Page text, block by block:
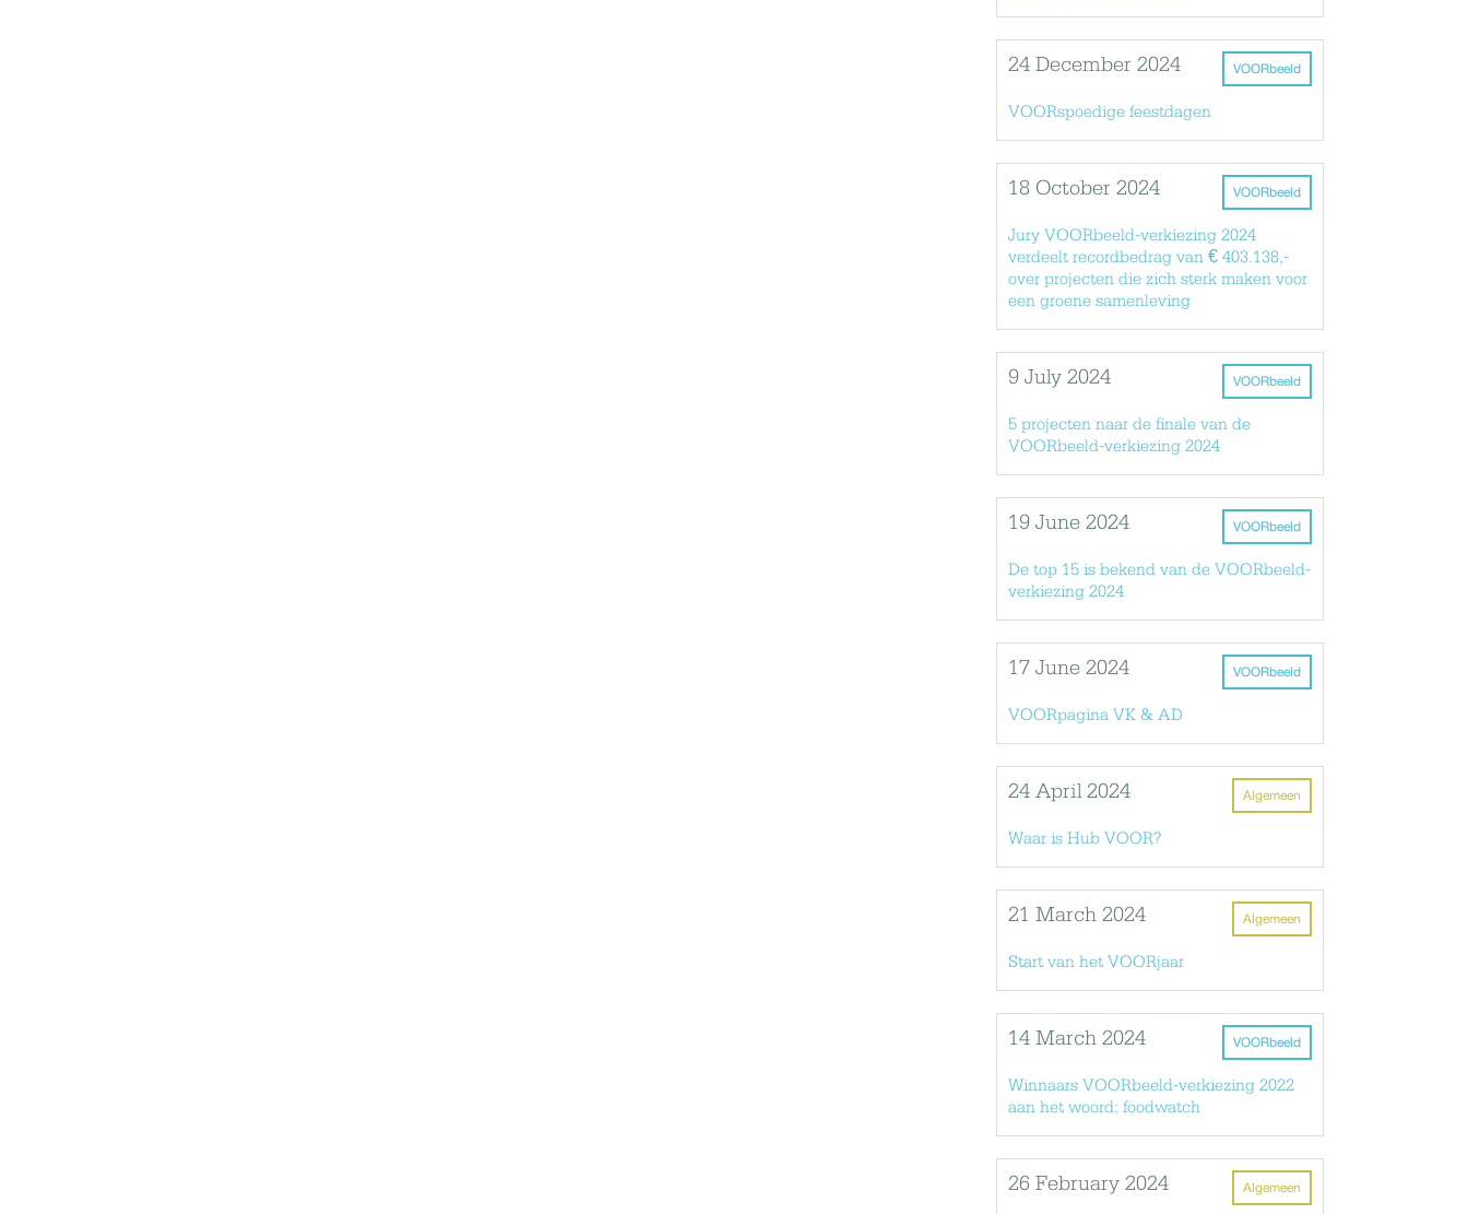
VOORbeeld
24 December 2024
VOORspoedige feestdagen
VOORbeeld
18 October 2024
Jury VOORbeeld-verkiezing 2024
verdeelt recordbedrag van € 403.138,-
over projecten die zich sterk maken voor
een groene samenleving
VOORbeeld
9 July 2024
5 projecten naar de finale van de
VOORbeeld-verkiezing 2024
VOORbeeld
19 June 2024
De top 15 is bekend van de VOORbeeld-
verkiezing 2024
VOORbeeld
17 June 2024
VOORpagina VK & AD
Algemeen
24 April 2024
Waar is Hub VOOR?
Algemeen
21 March 2024
Start van het VOORjaar
VOORbeeld
14 March 2024
Winnaars VOORbeeld-verkiezing 2022
aan het woord: foodwatch
Algemeen
26 February 2024